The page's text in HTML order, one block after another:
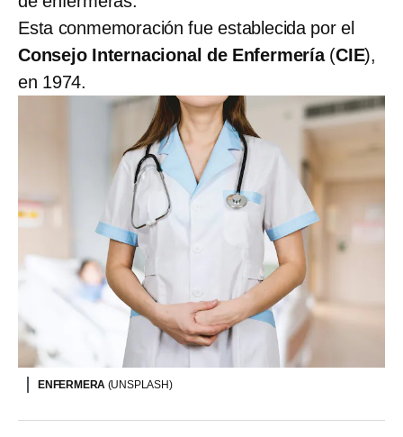
Esta conmemoración fue establecida por el
Consejo Internacional de Enfermería(CIE),
en 1974.
ENFERMERA (UNSPLASH)